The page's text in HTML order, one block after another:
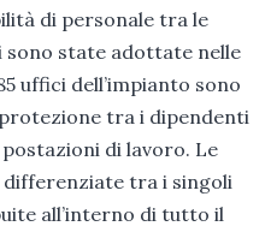
di personale tra le
sono state adottate nelle
uffici dell’impianto sono
tra i dipendenti
di lavoro. Le
tra i singoli
all’interno di tutto il